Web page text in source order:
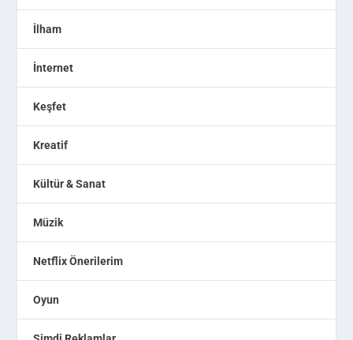
İlham
İnternet
Keşfet
Kreatif
Kültür & Sanat
Müzik
Netflix Önerilerim
Oyun